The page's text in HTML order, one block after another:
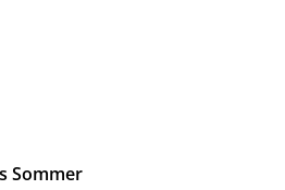
Sommer